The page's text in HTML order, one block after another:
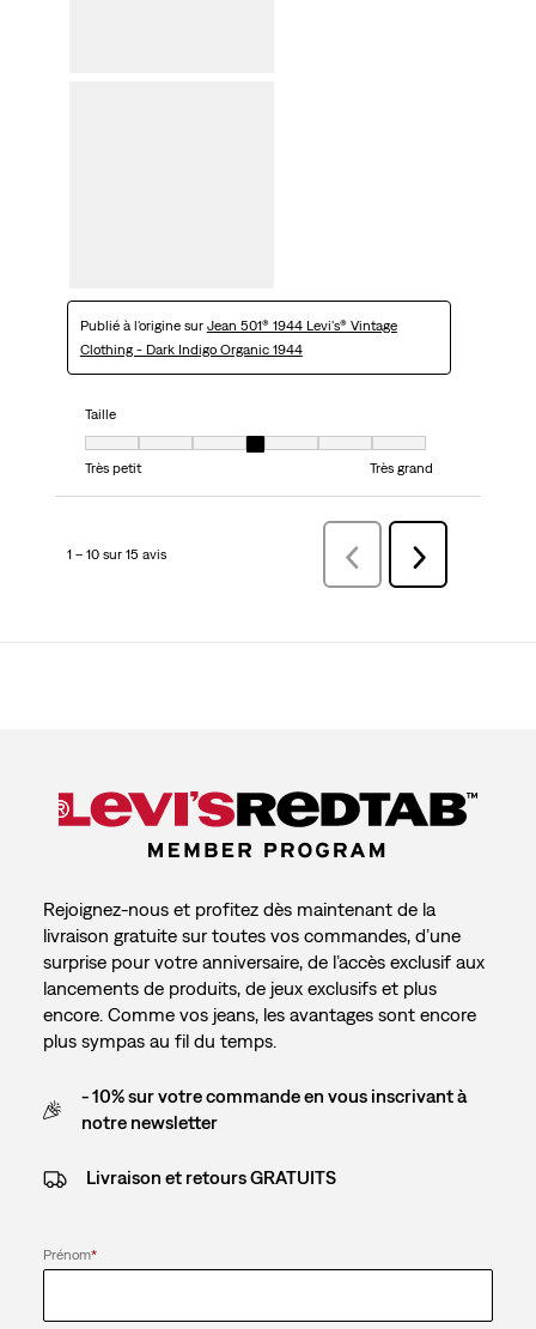
Publié à l'origine sur Jean 501® 1944 Levi's® Vintage
Clothing - Dark Indigo Organic 1944
Taille
Taille, 4 sur 7, où 1 est égal à Très petit et 7 est égal à Très grand
Très petit
Très grand
1 – 10 sur 15 avis PrécédentavisSuivant
avis
Rejoignez-nous et profitez dès maintenant de la
livraison gratuite sur toutes vos commandes, d’une
surprise pour votre anniversaire, de l’accès exclusif aux
lancements de produits, de jeux exclusifs et plus
encore. Comme vos jeans, les avantages sont encore
plus sympas au fil du temps.
- 10% sur votre commande en vous inscrivant à
notre newsletter
Livraison et retours GRATUITS
Prénom*